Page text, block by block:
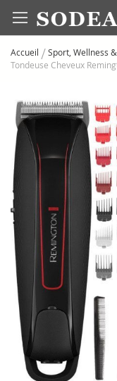
Allez
au
Accueil Sport, Wellness
Tondeuse Cheveux
Skip
to
the
end
of
the
images
gallery